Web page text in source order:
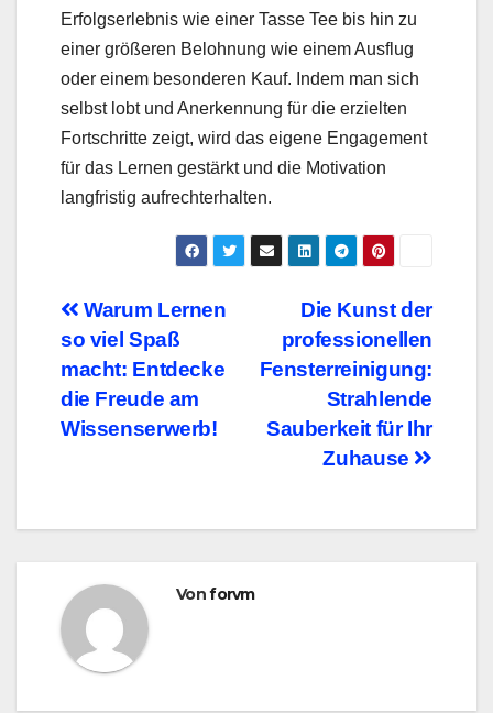
Erfolgserlebnis wie einer Tasse Tee bis hin zu
einer größeren Belohnung wie einem Ausflug
oder einem besonderen Kauf. Indem man sich
selbst lobt und Anerkennung für die erzielten
Fortschritte zeigt, wird das eigene Engagement
für das Lernen gestärkt und die Motivation
langfristig aufrechterhalten.
Beitragsnavigation
Die Kunst der
professionellen
Fensterreinigung:
Strahlende
Sauberkeit für Ihr
Zuhause
Warum Lernen
so viel Spaß
macht: Entdecke
die Freude am
Wissenserwerb!
Vonforvm